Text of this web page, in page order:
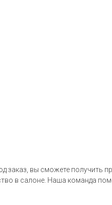
заказ, вы сможете получить
в салоне. Наша команда